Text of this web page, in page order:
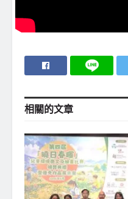
相關的文章